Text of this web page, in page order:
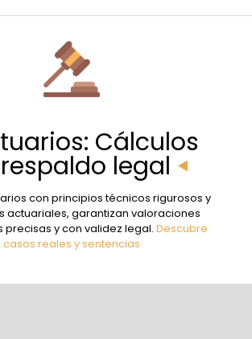
Cálculos
legal
con principios técnicos rigurosos y
actuariales, garantizan valoraciones
y con validez legal. Descubre
casos reales y sentencias